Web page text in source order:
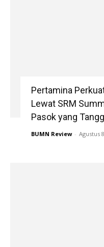
Pertamina
Lewat SRM
Pasok yang
BUMN Review - Agustus